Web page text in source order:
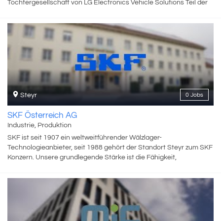
Tochtergesellschaft von LG Electronics Vehicle Solutions Teil der
Partner der Automobilindustrie. Der Konzern entwickelt und
produziert entsprechend seinem Motto „Bright Minds, Bright
Lights.“ mit hellen Köpfen und modernsten Fertigungstechnologien
komplexe Premium-Beleuchtungen und Elektronikmodule für
internationale Automobilhersteller. Zu den Top-Produkten zählen
leistungsfähige und kosteneffiziente Komplett-LED-Systeme. Die
ZKW Group verfügt weltweit über insgesamt zwölf Standorte, die in
den Bereichen Entwicklung und Produktion intelligent vernetzt
sind. Im Jahr 2023 beschäftigte der Konzern rund 10.000
Mitarbeiter:innen und erwirtschaftete einen Gesamtumsatz von
rund 1,54 Milliarden Euro. Gemäß der Unternehmensvision
für alle Mobilitätskonzepte der globalen Automobilindustrie“ ist es
das primäre Ziel des Unternehmens, hochtechnologische
Produkte mit höchster Qualität zu fertigen und die Entwicklung
und Innovationen macht die ZKW-Unternehmensgruppe
Kraftfahrzeuge begehrter, individueller, sicherer und
energieeffizienter. Zum 360-Grad-Angebot zählen Haupt- und
Nebelscheinwerfer, Rückleuchten, Blinkleuchten, Innen- und
Kennzeichenleuchten sowie Elektronikmodule. Namhafte
0 Jobs
Steyr
SKF Österreich AG
Industrie, Produktion
SKF ist seit 1907 ein weltweitführender Wälzlager-
Technologieanbieter, seit 1988 gehört der Standort Steyr zum SKF
Konzern. Unsere grundlegende Stärke ist die Fähigkeit,
unseren Produkten umzusetzen, mit denen unsere Kunden echte
Wettbewerbsvorteile erzielen können. Der aktuelle Schwerpunkt
unserer technologischen Entwicklung liegt in der Verbesserung
der Umweltverträglichkeit während des gesamten
Produktlebenszyklus, von der Fertigung bis zur Entsorgung. SKF ist